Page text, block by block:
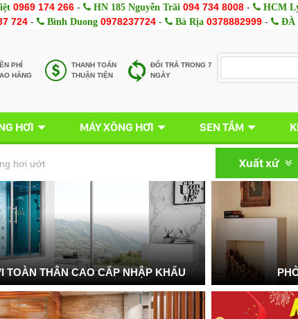
0969 174 266 - HN 185 Nguyễn Trãi 094 734 8008 - HCM
724- Bình Duong 0978237724- Bà Rịa 0378882999- ĐÀ
PHÍ
HÀNG
THANH TOÁN
THUẬN TIỆN
ĐỔI TRẢ TRONG 7
NGÀY
HƠI MÁY XÔNG HƠI SEN TẮM
hơi ướt Xuất xứ
TOÀN THÂN CAO CẤP NHẬP KHẨU